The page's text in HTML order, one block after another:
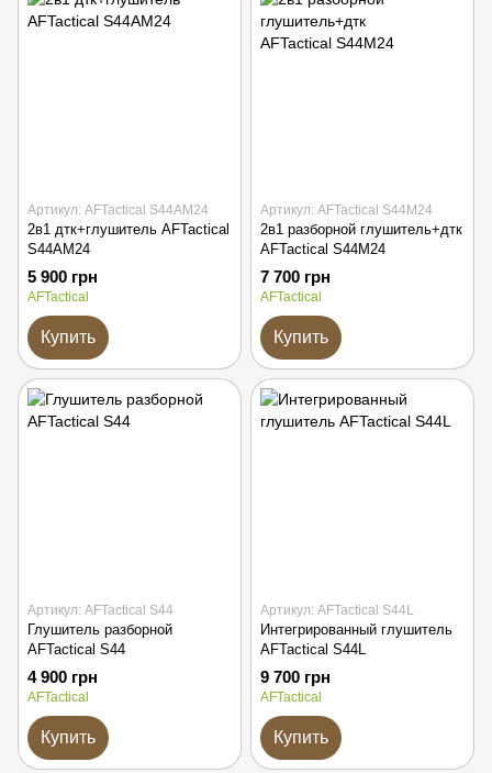
Артикул: AFTactical S44AM24
2в1 дтк+глушитель AFTactical
S44AM24
5 900 грн
AFTactical
Купить
Артикул: AFTactical S44M24
2в1 разборной глушитель+дтк
AFTactical S44M24
7 700 грн
AFTactical
Купить
Артикул: AFTactical S44
Глушитель разборной
AFTactical S44
4 900 грн
AFTactical
Купить
Артикул: AFTactical S44L
Интегрированный глушитель
AFTactical S44L
9 700 грн
AFTactical
Купить